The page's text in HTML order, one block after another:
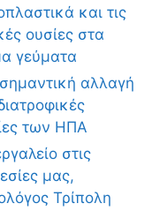
και τις
ουσίες στα
γεύματα
αλλαγή
των ΗΠΑ
στις
μας,
Τρίπολη